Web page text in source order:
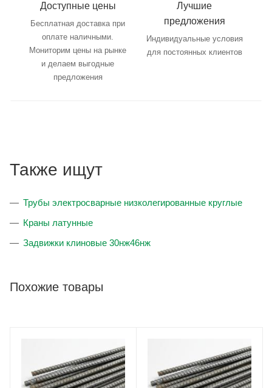
Доступные цены
Бесплатная доставка при
оплате наличными.
Мониторим цены на рынке
и делаем выгодные
предложения
Лучшие
предложения
Индивидуальные условия
для постоянных клиентов
Также ищут
Трубы электросварные низколегированные круглые
Краны латунные
Задвижки клиновые 30нж46нж
Похожие товары